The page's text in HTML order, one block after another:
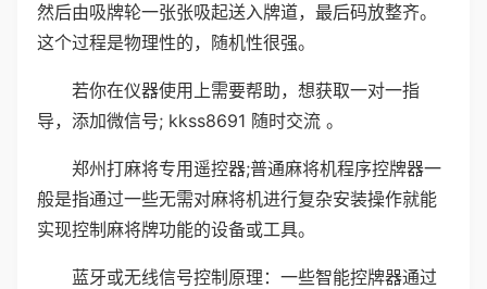
然后由吸牌轮一张张吸起送入牌道，最后码放整齐。
这个过程是物理性的，随机性很强。
若你在仪器使用上需要帮助，想获取一对一指
导，添加微信号; kkss8691 随时交流 。
郑州打麻将专用遥控器;普通麻将机程序控牌器一
般是指通过一些无需对麻将机进行复杂安装操作就能
实现控制麻将牌功能的设备或工具。
蓝牙或无线信号控制原理：一些智能控牌器通过